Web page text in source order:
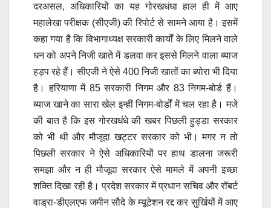
दरअसल, अधिकारियों का यह गोरखधंधा हाल ही में आए
महालेखा परीक्षक (सीएजी) की रिपोर्ट से सामने आया है। इसमें
कहा गया है कि विभागाध्यक्ष सरकारी कार्यों के लिए मिलने वाले
धन को अपने निजी खाते में डलवा कर इससे मिलने वाला ब्याज
हड़प रहे हैं। सीएजी ने ऐसे 400 निजी खातों का ब्योरा भी दिया
है। हरियाणा में 85 सरकारी निगम और 83 निगम-बोर्ड हैं।
ब्याज खाने का सारा खेल इन्हीं निगम-बोर्डों में चल रहा है। मजे
की बात है कि इस गोरखधंधे की खबर पिछली हुड्डा सरकार
को भी थी और मौजूदा खट्टर सरकार को भी। मगर न तो
पिछली सरकार ने ऐसे अधिकारियों पर हाथ डालना जरूरी
समझा और न ही मौजूदा सरकार ऐसे मामले में अपनी इच्छा
शक्ति दिखा रही है। प्रदेश सरकार में प्रधान सचिव और रॉबर्ट
वाड्रा-डीएलएफ जमीन सौदे के म्यूटेशन रद्द कर सुर्खियों में आए